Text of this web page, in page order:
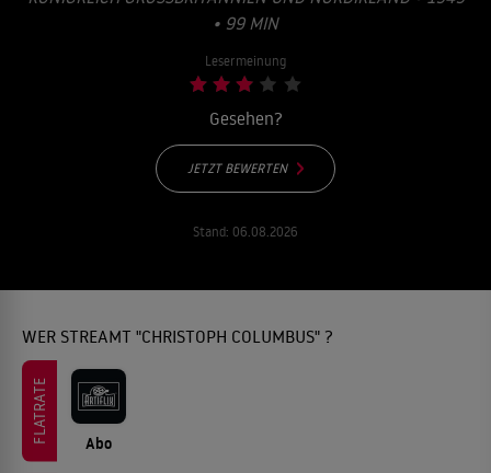
• 99 MIN
Lesermeinung
Gesehen?
JETZT BEWERTEN
Stand: 06.08.2026
WER STREAMT "CHRISTOPH COLUMBUS" ?
FLATRATE Abo